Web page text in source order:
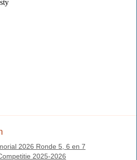
2026 Ronde 5, 6 en 7
2025-2026